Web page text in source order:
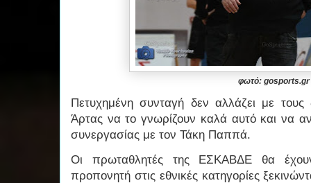
φωτό: gosports.gr
Πετυχημένη συνταγή δεν αλλάζει με τους
Άρτας να το γνωρίζουν καλά αυτό και να
συνεργασίας με τον Τάκη Παππά.
Οι πρωταθλητές της ΕΣΚΑΒΔΕ θα
προπονητή στις εθνικές κατηγορίες